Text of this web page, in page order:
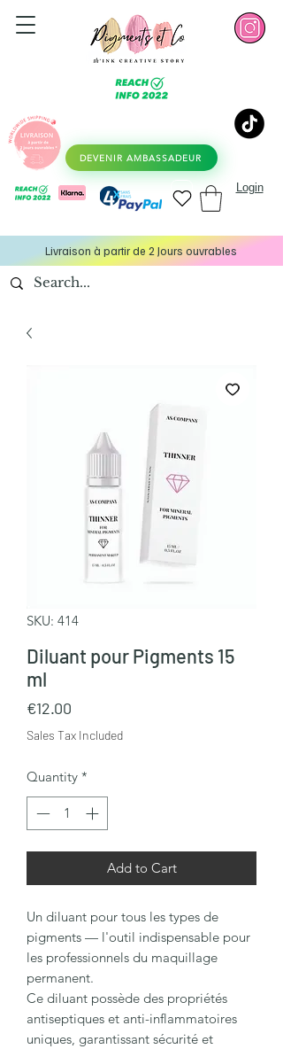
DEVENIR AMBASSADEUR
Login
Livraison à partir de 2 Jours ouvrables
SKU: 414
Diluant pour Pigments 15
ml
€12.00
Sales Tax Included
Quantity *
Add to Cart
Un diluant pour tous les types de
pigments — l'outil indispensable pour
les professionnels du maquillage
permanent.
Ce diluant possède des propriétés
antiseptiques et anti-inflammatoires
uniques, garantissant sécurité et